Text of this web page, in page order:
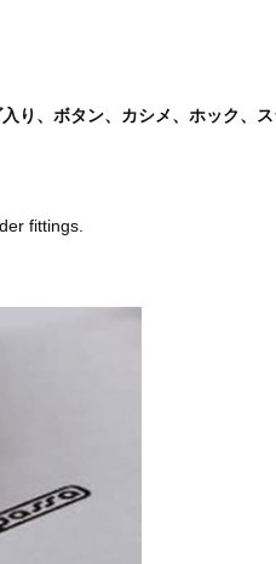
り、ボタン、カシメ、ホック、
fittings.